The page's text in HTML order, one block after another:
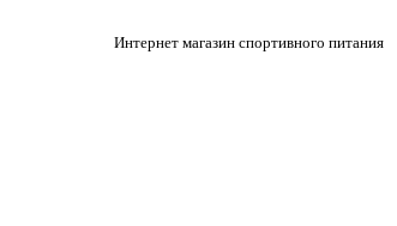
Интернет магазин спортивного питания